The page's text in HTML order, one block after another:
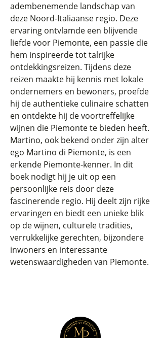
adembenemende landschap van
deze Noord-Italiaanse regio. Deze
ervaring ontvlamde een blijvende
liefde voor Piemonte, een passie die
hem inspireerde tot talrijke
ontdekkingsreizen. Tijdens deze
reizen maakte hij kennis met lokale
ondernemers en bewoners, proefde
hij de authentieke culinaire schatten
en ontdekte hij de voortreffelijke
wijnen die Piemonte te bieden heeft.
Martino, ook bekend onder zijn alter
ego Martino di Piemonte, is een
erkende Piemonte-kenner. In dit
boek nodigt hij je uit op een
persoonlijke reis door deze
fascinerende regio. Hij deelt zijn rijke
ervaringen en biedt een unieke blik
op de wijnen, culturele tradities,
verrukkelijke gerechten, bijzondere
inwoners en interessante
wetenswaardigheden van Piemonte.